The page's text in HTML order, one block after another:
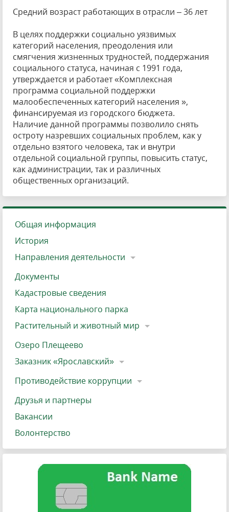
Средний возраст работающих в отрасли – 36 лет
В целях поддержки социально уязвимых
категорий населения, преодоления или
смягчения жизненных трудностей, поддержания
социального статуса, начиная с 1991 года,
утверждается и работает «Комплексная
программа социальной поддержки
малообеспеченных категорий населения »,
финансируемая из городского бюджета.
Наличие данной программы позволило снять
остроту назревших социальных проблем, как у
отдельно взятого человека, так и внутри
отдельной социальной группы, повысить статус,
как администрации, так и различных
общественных организаций.
Общая информация
История
Направления деятельности
Документы
Кадастровые сведения
Карта национального парка
Растительный и животный мир
Озеро Плещеево
Заказник «Ярославский»
Противодействие коррупции
Друзья и партнеры
Вакансии
Волонтерство